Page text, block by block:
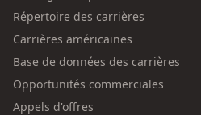
Répertoire des carrières
Carrières américaines
Base de données des carrières
Opportunités commerciales
Appels d'offres